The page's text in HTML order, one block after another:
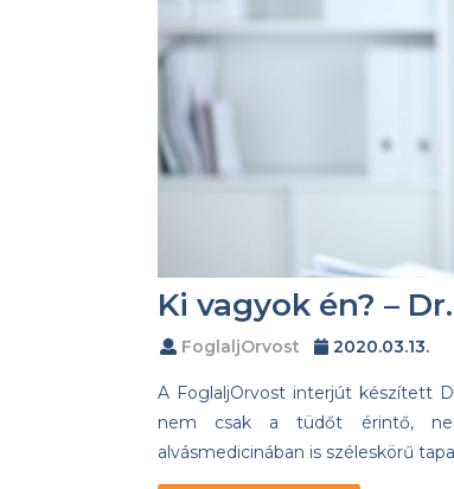
Ki vagyok én? –
FoglaljOrvost 2020.03.13.
A FoglaljOrvost interjút készített
nem csak a tüdőt érintő,
alvásmedicinában is széleskörű